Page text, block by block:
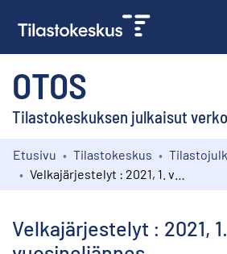
OTOS
Tilastokeskuksen julkaisut
Kokoelmat
Etusivu Tilastokeskus
Velkajärjestelyt : 2021, 1.